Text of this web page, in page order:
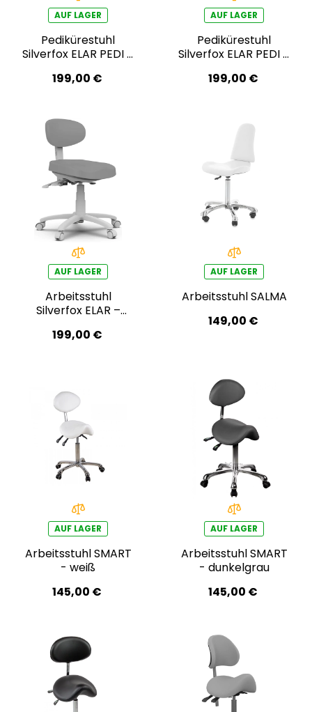
AUF LAGER
Pedikürestuhl
Silverfox ELAR PEDI –
199,00 €
AUF LAGER
Pedikürestuhl
Silverfox ELAR PEDI –
199,00 €
AUF LAGER
Arbeitsstuhl
Silverfox ELAR –
199,00 €
AUF LAGER
Arbeitsstuhl SALMA
149,00 €
AUF LAGER
Arbeitsstuhl SMART
- weiß
145,00 €
AUF LAGER
Arbeitsstuhl SMART
- dunkelgrau
145,00 €